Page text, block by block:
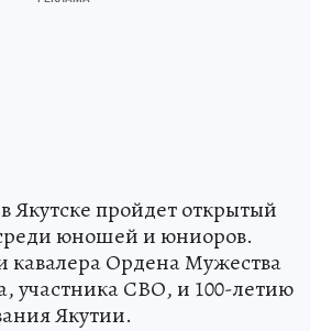
Якутске пройдет открытый
юношей и юниоров.
кавалера Ордена Мужества
участника СВО, и 100-летию
Якутии.